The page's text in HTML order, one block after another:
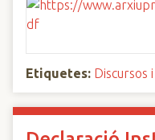
Etiquetes: Discursos